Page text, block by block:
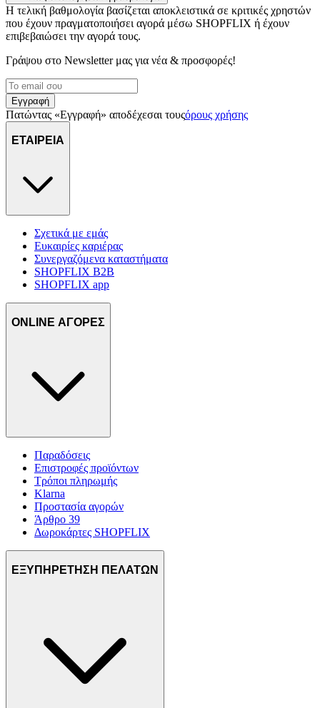
διαφημίσεων και περιεχομένου, τις μετρήσεις σχετικά με
διαφημίσεις και περιεχόμενο, την καλύτερη εικόνα του κοινού
μας και την ανάπτυξη προϊόντων. Επίσης, κοινοποιούμε
τοποθεσίας μας στους συνεργάτες μέσων κοινωνικής
δικτύωσης, διαφημίσεων και ανάλυσης.
Η τελική βαθμολογία βασίζεται αποκλειστικά σε κριτικές χρηστών
που έχουν πραγματοποιήσει αγορά μέσω SHOPFLIX ή έχουν
επιβεβαιώσει την αγορά τους.
Γράψου στο Νewsletter μας για νέα & προσφορές!
Εγγραφή
Πατώντας «Εγγραφή» αποδέχεσαι τουςόρους χρήσης
ΕΤΑΙΡΕΙΑ
Σχετικά με εμάς
Ευκαιρίες καριέρας
Συνεργαζόμενα καταστήματα
SHOPFLIX B2B
SHOPFLIX app
ONLINE ΑΓΟΡΕΣ
Παραδόσεις
Επιστροφές προϊόντων
Τρόποι πληρωμής
Klarna
Προστασία αγορών
Άρθρο 39
Δωροκάρτες SHOPFLIX
ΕΞΥΠΗΡΕΤΗΣΗ ΠΕΛΑΤΩΝ